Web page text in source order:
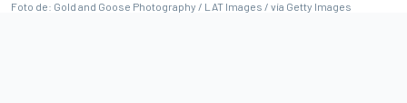
Foto de: Gold and Goose Photography / LAT Images / vía Getty Images